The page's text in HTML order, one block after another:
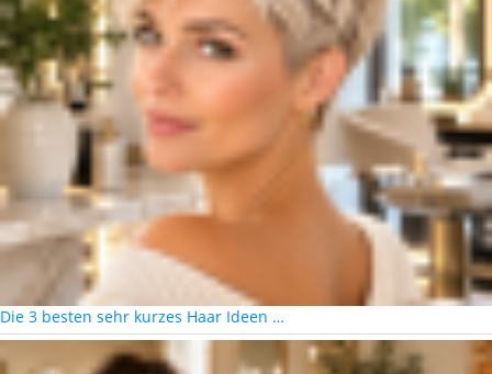
Die 3 besten sehr kurzes Haar Ideen …